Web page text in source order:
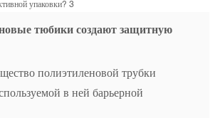
тюбики создают защитную
полиэтиленовой трубки
в ней барьерной